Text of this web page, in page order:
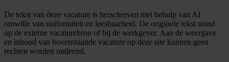
De tekst van deze vacature is herschreven met behulp van AI
omwille van uniformiteit en leesbaarheid. De originele tekst stond
op de externe vacaturebron of bij de werkgever. Aan de weergave
en inhoud van bovenstaande vacature op deze site kunnen geen
rechten worden ontleend.